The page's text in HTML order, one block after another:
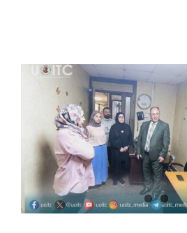
الخدمات
اتصل بنا